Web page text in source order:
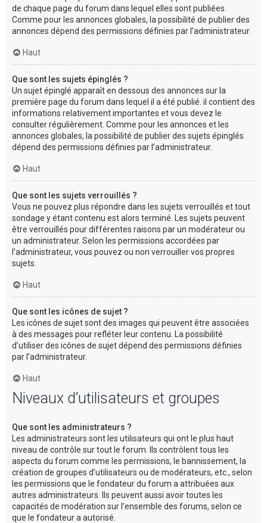
de chaque page du forum dans lequel elles sont publiées.
Comme pour les annonces globales, la possibilité de publier des
annonces dépend des permissions définies par l’administrateur.
Haut
Que sont les sujets épinglés ?
Un sujet épinglé apparaît en dessous des annonces sur la
première page du forum dans lequel il a été publié. il contient des
informations relativement importantes et vous devez le
consulter régulièrement. Comme pour les annonces et les
annonces globales, la possibilité de publier des sujets épinglés
dépend des permissions définies par l’administrateur.
Haut
Que sont les sujets verrouillés ?
Vous ne pouvez plus répondre dans les sujets verrouillés et tout
sondage y étant contenu est alors terminé. Les sujets peuvent
être verrouillés pour différentes raisons par un modérateur ou
un administrateur. Selon les permissions accordées par
l’administrateur, vous pouvez ou non verrouiller vos propres
sujets.
Haut
Que sont les icônes de sujet ?
Les icônes de sujet sont des images qui peuvent être associées
à des messages pour refléter leur contenu. La possibilité
d’utiliser des icônes de sujet dépend des permissions définies
par l’administrateur.
Haut
Niveaux d’utilisateurs et groupes
Que sont les administrateurs ?
Les administrateurs sont les utilisateurs qui ont le plus haut
niveau de contrôle sur tout le forum. Ils contrôlent tous les
aspects du forum comme les permissions, le bannissement, la
création de groupes d’utilisateurs ou de modérateurs, etc., selon
les permissions que le fondateur du forum a attribuées aux
autres administrateurs. Ils peuvent aussi avoir toutes les
capacités de modération sur l’ensemble des forums, selon ce
que le fondateur a autorisé.